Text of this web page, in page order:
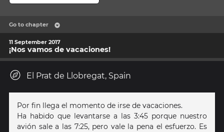
Go to chapter
11 September 2017
¡Nos vamos de vacaciones!
El Prat de Llobregat, Spain
Por fin llega el momento de irse de vacaciones.
Ha habido que levantarse a las 3:45 porque nuestro
avión sale a las 7:25, pero vale la pena el esfuerzo. Es